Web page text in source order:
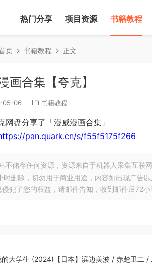
热门分享 项目资源 书籍教程
页 书籍教程 正文
画合集【夸克】
05-06 书籍教程
网盘分享了「漫威漫画合集」
pan.quark.cn/s/f55f5175f266
不储存任何资源，资源来自于机器人采集互联
时删除，切勿用于商业用途，内容如出现广告
侵犯了您的权益，请邮件告知，收到邮件后72
的大学生 (2024)【日本】滨边美波 / 赤楚卫二 /